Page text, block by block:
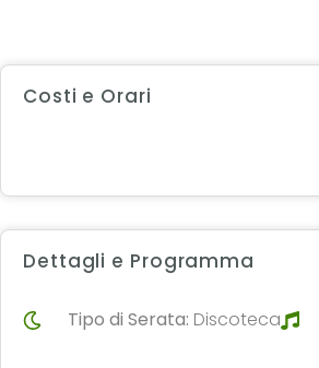
Costi e Orari
Dettagli e Programma
Tipo di Serata: Discoteca